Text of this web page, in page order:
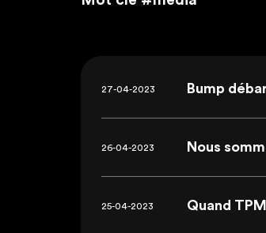
27-04-2023 Bump
26-04-2023 Nous
25-04-2023 Quand